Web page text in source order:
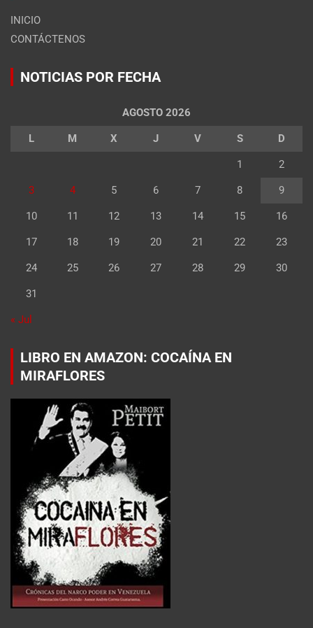
INICIO
CONTÁCTENOS
NOTICIAS POR FECHA
AGOSTO 2026
L M X J V S D
1 2
3 4 5 6 7 8 9
10 11 12 13 14 15 16
17 18 19 20 21 22 23
24 25 26 27 28 29 30
31
« Jul
LIBRO EN AMAZON: COCAÍNA EN
MIRAFLORES